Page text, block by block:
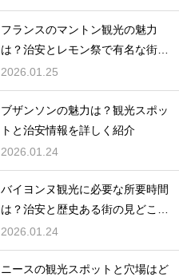
フランスのマントン観光の魅力
は？治安とレモン祭で有名な街を
紹介
2026.01.25
ブザンソンの魅力は？観光スポッ
トと治安情報を詳しく紹介
2026.01.24
バイヨンヌ観光に必要な所要時間
は？治安と歴史ある街の見どころ
を紹介
2026.01.24
ニースの観光スポットと穴場はど